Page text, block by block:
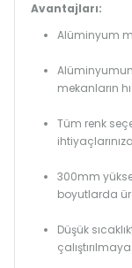
Avantajları:
Alüminyum
mekanların
Tüm renk
300mm
boyutlarda
Düşük